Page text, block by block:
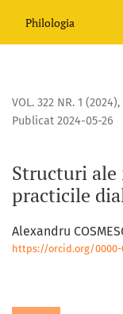
Structuri ale
Philologia
VOL. 322 NR. 1 (2024),
Structuri
practicile
Publicat 2024-05-26
Alexandru
https://orcid.org/0000-